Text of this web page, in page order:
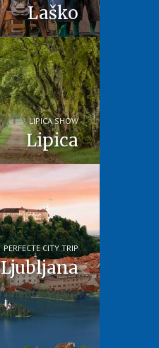
Laško
Lipica
LIPICA SHOW
Ljubljana
PERFECTE CITY TRIP